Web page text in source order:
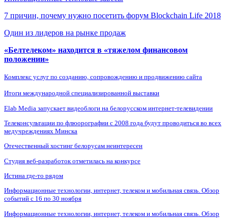
7 причин, почему нужно посетить форум Blockchain Life 2018
Один из лидеров на рынке продаж
«Белтелеком» находится в «тяжелом финансовом
положении»
Комплекс услуг по созданию, сопровождению и продвижению сайта
Итоги международной специализированной выставки
Elab Media запускает видеоблоги на белорусском интернет-телевидении
Телеконсультации по флюорографии с 2008 года будут проводиться во всех
медучреждениях Минска
Отечественный хостинг белорусам неинтересен
Студия веб-разработок отметилась на конкурсе
Истина где-то рядом
Информационные технологии, интернет, телеком и мобильная связь. Обзор
событий с 16 по 30 ноября
Информационные технологии, интернет, телеком и мобильная связь. Обзор